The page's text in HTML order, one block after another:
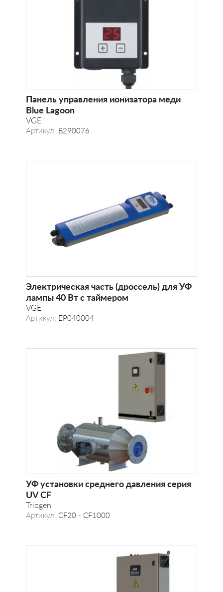
Панель управления ионизатора меди
Blue Lagoon
VGE
Артикул: B290076
Электрическая часть (дроссель) для УФ
лампы 40 Вт с таймером
VGE
Артикул: EP040004
УФ установки среднего давления серия
UV CF
Triogen
Артикул: CF20 - CF1000